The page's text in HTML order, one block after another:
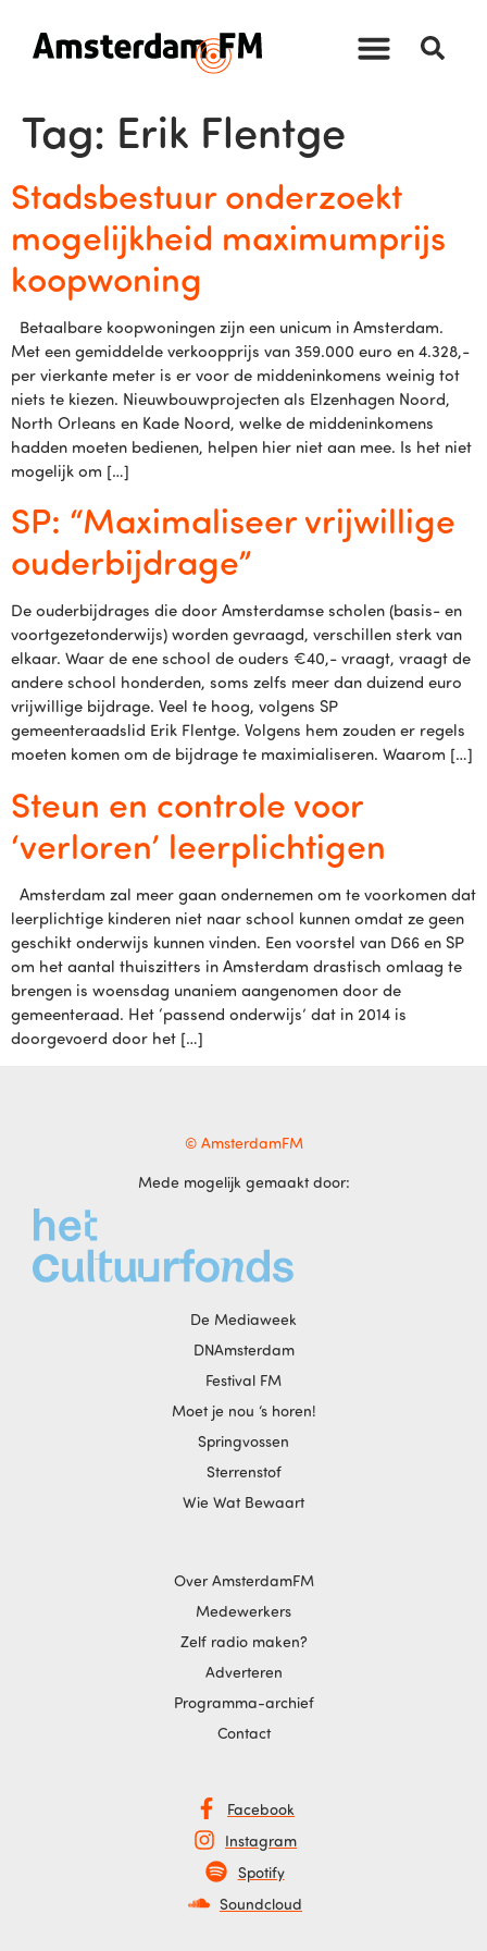
Tag: Erik Flentge
Stadsbestuur onderzoekt
mogelijkheid maximumprijs
koopwoning
Betaalbare koopwoningen zijn een unicum in Amsterdam.
Met een gemiddelde verkoopprijs van 359.000 euro en 4.328,-
per vierkante meter is er voor de middeninkomens weinig tot
niets te kiezen. Nieuwbouwprojecten als Elzenhagen Noord,
North Orleans en Kade Noord, welke de middeninkomens
hadden moeten bedienen, helpen hier niet aan mee. Is het niet
mogelijk om […]
SP: “Maximaliseer vrijwillige
ouderbijdrage”
De ouderbijdrages die door Amsterdamse scholen (basis- en
voortgezetonderwijs) worden gevraagd, verschillen sterk van
elkaar. Waar de ene school de ouders €40,- vraagt, vraagt de
andere school honderden, soms zelfs meer dan duizend euro
vrijwillige bijdrage. Veel te hoog, volgens SP
gemeenteraadslid Erik Flentge. Volgens hem zouden er regels
moeten komen om de bijdrage te maximialiseren. Waarom […]
Steun en controle voor
‘verloren’ leerplichtigen
Amsterdam zal meer gaan ondernemen om te voorkomen dat
leerplichtige kinderen niet naar school kunnen omdat ze geen
geschikt onderwijs kunnen vinden. Een voorstel van D66 en SP
om het aantal thuiszitters in Amsterdam drastisch omlaag te
brengen is woensdag unaniem aangenomen door de
gemeenteraad. Het ‘passend onderwijs’ dat in 2014 is
doorgevoerd door het […]
© AmsterdamFM
Mede mogelijk gemaakt door:
De Mediaweek
DNAmsterdam
Festival FM
Moet je nou ‘s horen!
Springvossen
Sterrenstof
Wie Wat Bewaart
Over AmsterdamFM
Medewerkers
Zelf radio maken?
Adverteren
Programma-archief
Contact
Facebook
Instagram
Spotify
Soundcloud